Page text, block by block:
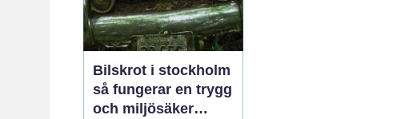
Bilskrot i stockholm
så fungerar en trygg
och miljösäker